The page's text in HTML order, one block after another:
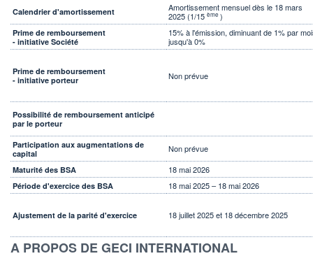
Calendrier d'amortissement
Amortissement mensuel dès le 18 mars
2025 (1/15 ème)
Prime de remboursement
- initiative Société
15% à l'émission, diminuant de 1% par
jusqu'à 0%
Prime de remboursement
- initiative porteur
Non prévue
Possibilité de remboursement anticipé
par le porteur
Participation aux augmentations de
capital
Non prévue
Maturité des BSA 18 mai 2026
Période d'exercice des BSA 18 mai 2025 – 18 mai 2026
Ajustement de la parité d'exercice 18 juillet 2025 et 18 décembre 2025
A PROPOS DE GECI INTERNATIONAL